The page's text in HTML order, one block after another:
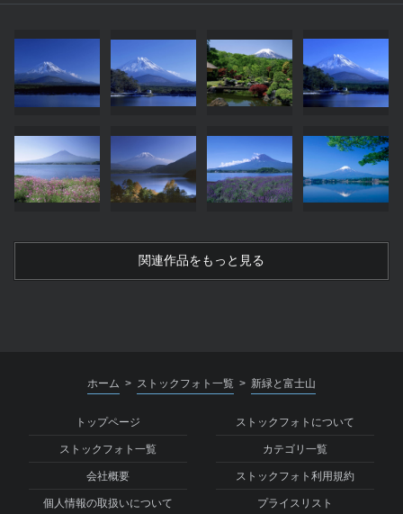
関連作品をもっと見る
ホーム > ストックフォト一覧 > 新緑と富士山
トップページ ストックフォトについて
ストックフォト一覧 カテゴリ一覧
会社概要 ストックフォト利用規約
個人情報の取扱いについて プライスリスト